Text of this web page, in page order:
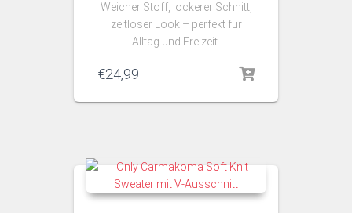
Weicher Stoff, lockerer Schnitt,
zeitloser Look – perfekt für
Alltag und Freizeit.
€24,99